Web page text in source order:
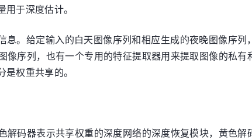
于深度估计。
。给定输入的白天图像序列和相应生成的夜晚图像序
序列，也有一个专用的特征提取器用来提取图像的私
权重共享的。
码器表示共享权重的深度网络的深度恢复模块，黄色